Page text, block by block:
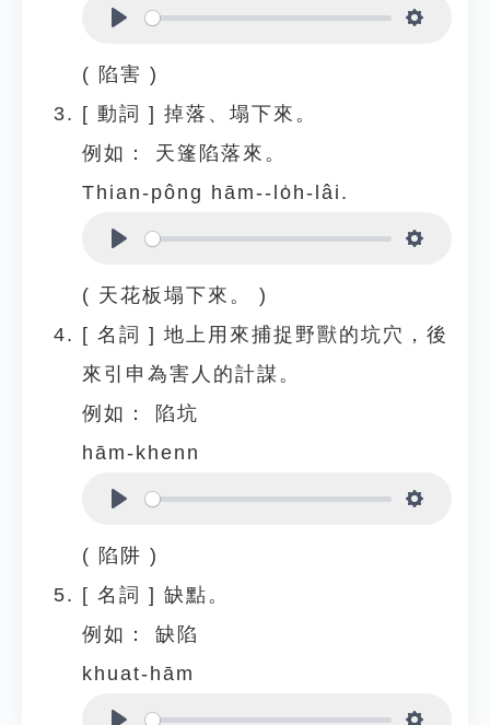
( 陷害 )
[ 動詞 ] 掉落、塌下來。
例如：
天篷陷落來。
Thian-pông hām--lo̍h-lâi.
( 天花板塌下來。 )
[ 名詞 ] 地上用來捕捉野獸的坑穴，後
來引申為害人的計謀。
例如：
陷坑
hām-khenn
( 陷阱 )
[ 名詞 ] 缺點。
例如：
缺陷
khuat-hām